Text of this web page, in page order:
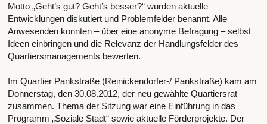
Motto „Geht’s gut? Geht’s besser?“ wurden aktuelle
Entwicklungen diskutiert und Problemfelder benannt. Alle
Anwesenden konnten – über eine anonyme Befragung – selbst
Ideen einbringen und die Relevanz der Handlungsfelder des
Quartiersmanagements bewerten.
Im Quartier Pankstraße (Reinickendorfer-/ Pankstraße) kam am
Donnerstag, den 30.08.2012, der neu gewählte Quartiersrat
zusammen. Thema der Sitzung war eine Einführung in das
Programm „Soziale Stadt“ sowie aktuelle Förderprojekte. Der